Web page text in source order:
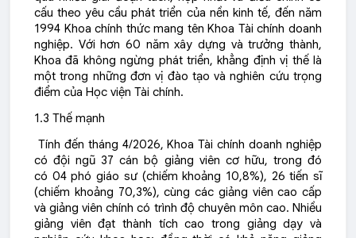
cấu theo yêu cầu phát triển của nền kinh tế, đến năm
1994 Khoa chính thức mang tên Khoa Tài chính doanh
nghiệp. Với hơn 60 năm xây dựng và trưởng thành,
Khoa đã không ngừng phát triển, khẳng định vị thế là
một trong những đơn vị đào tạo và nghiên cứu trọng
điểm của Học viện Tài chính.
1.3 Thế mạnh
Tính đến tháng 4/2026, Khoa Tài chính doanh nghiệp
có đội ngũ 37 cán bộ giảng viên cơ hữu, trong đó
có 04 phó giáo sư (chiếm khoảng 10,8%), 26 tiến sĩ
(chiếm khoảng 70,3%), cùng các giảng viên cao cấp
và giảng viên chính có trình độ chuyên môn cao. Nhiều
giảng viên đạt thành tích cao trong giảng dạy và